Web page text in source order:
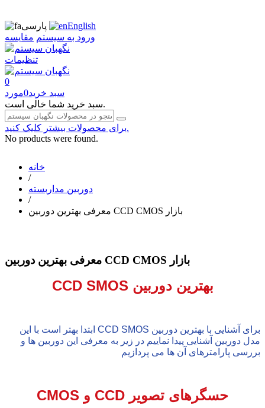
پارسی
English
ورود به سیستم مقایسه
تنظیمات
0
سبد خرید0مورد
سبد خرید شما خالی است.
برای محصولات بیشتر کلیک کنید.
No products were found.
خانه
/
دوربین مداربسته
/
معرفی بهترین دوربین CCD CMOS بازار
معرفی بهترین دوربین CCD CMOS بازار
بهترین دوربین CCD SMOS
برای آشنایی با بهترین دوربین CCD SMOS ابتدا بهتر است با این
مدل دوربین آشنایی پیدا نماییم در زیر به معرفی این دوربین ها و
بررسی پارامترهای آن ها می پردازیم
حسگرهای تصویر CCD و CMOS